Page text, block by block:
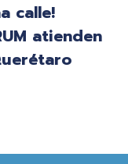
calle!
atienden